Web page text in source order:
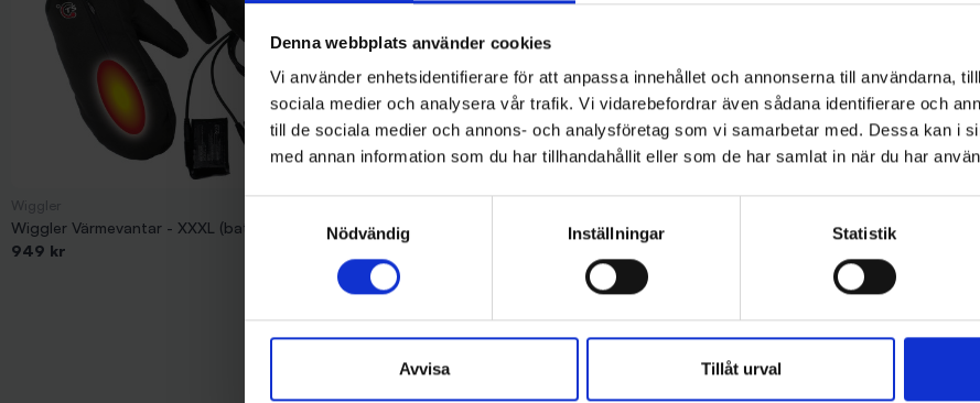
Denna webbplats använder cookies
Vi använder enhetsidentifierare för att anpassa innehållet och annonserna till användarna,
sociala medier och analysera vår trafik. Vi vidarebefordrar även sådana identifierare och
till de sociala medier och annons- och analysföretag som vi samarbetar med. Dessa kan i
med annan information som du har tillhandahållit eller som de har samlat in när du har
Nödvändig
Inställningar Statistik
Avvisa Tillåt urval
Wiggler Värmevantar - XXXL (batteridrivna)
949 kr
Batteridriven Värmeväst - XL
Värmemuff (batteridriven)